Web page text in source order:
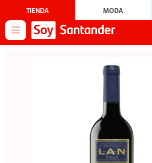
TIENDA MODA
